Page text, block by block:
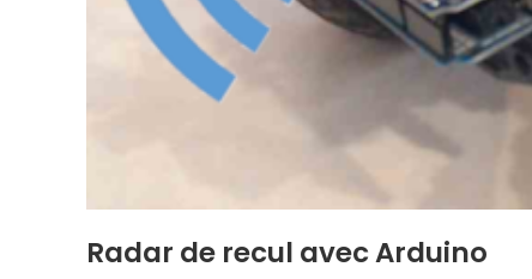
Radar de recul avec Arduino